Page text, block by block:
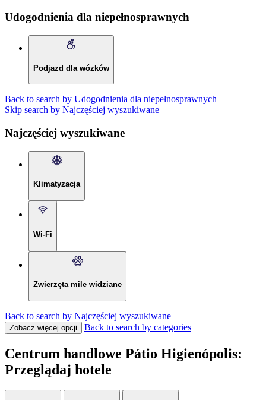
Udogodnienia dla niepełnosprawnych
Podjazd dla wózków
Back to search by Udogodnienia dla niepełnosprawnych
Skip search by Najczęściej wyszukiwane
Najczęściej wyszukiwane
Klimatyzacja
Wi-Fi
Zwierzęta mile widziane
Back to search by Najczęściej wyszukiwane
Zobacz więcej opcji Back to search by categories
Centrum handlowe Pátio Higienópolis:
Przeglądaj hotele